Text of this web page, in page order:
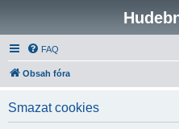
FAQ
Obsah fóra
Smazat cookies